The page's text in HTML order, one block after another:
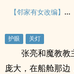
【邻家有女改编】（苏婉篇）（原2011同人改编参赛作品）
张亮和魔教教
庞大，在船舱那